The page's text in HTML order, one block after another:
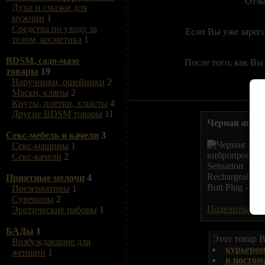
Духи и смазки для
мужчин 1
Средства по уходу за
телом, косметика 1
BDSM, садо-мазо
товары 19
Наручники, ошейники 2
Маски, кляпы 2
Кнуты, плётки, хлысты 4
Другие BDSM товары 11
Секс-мебель и качели 3
Секс-машины 1
Секс-качели 2
Приятные мелочи 4
Презервативы 1
Сувениры 2
Эротические наборы 1
БАДы 1
Возбуждающие для
женщин 1
Если Вы уже
После того, как
Черная
Поделиться
Этот товар
в